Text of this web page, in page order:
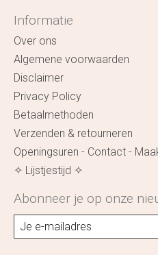
Informatie
Over ons
Algemene voorwaarden
Disclaimer
Privacy Policy
Betaalmethoden
Verzenden & retourneren
Openingsuren - Contact -
✧ Lijstjestijd ✧
Abonneer je op onze